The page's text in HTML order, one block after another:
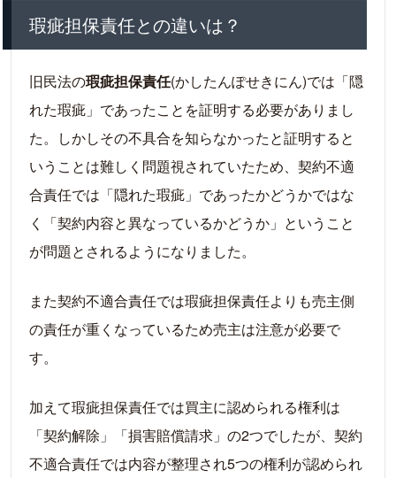
瑕疵担保責任との違いは？
旧民法の瑕疵担保責任(かしたんぽせきにん)では「隠
れた瑕疵」であったことを証明する必要がありまし
た。しかしその不具合を知らなかったと証明すると
いうことは難しく問題視されていたため、契約不適
合責任では「隠れた瑕疵」であったかどうかではな
く「契約内容と異なっているかどうか」ということ
が問題とされるようになりました。
また契約不適合責任では瑕疵担保責任よりも売主側
の責任が重くなっているため売主は注意が必要で
す。
加えて瑕疵担保責任では買主に認められる権利は
「契約解除」「損害賠償請求」の2つでしたが、契約
不適合責任では内容が整理され5つの権利が認められ